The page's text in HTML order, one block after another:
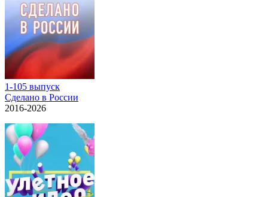
1-105 выпуск
Сделано в России
2016-2026